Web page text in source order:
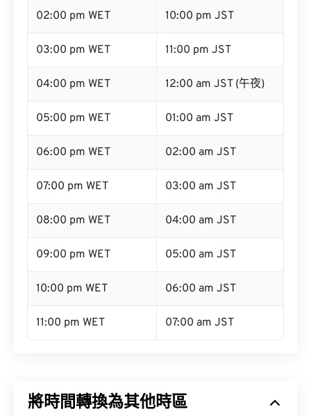
02:00 pm WET 10:00 pm JST
03:00 pm WET 11:00 pm JST
04:00 pm WET 12:00 am JST (午夜)
05:00 pm WET 01:00 am JST
06:00 pm WET 02:00 am JST
07:00 pm WET 03:00 am JST
08:00 pm WET 04:00 am JST
09:00 pm WET 05:00 am JST
10:00 pm WET 06:00 am JST
11:00 pm WET 07:00 am JST
將時間轉換為其他時區